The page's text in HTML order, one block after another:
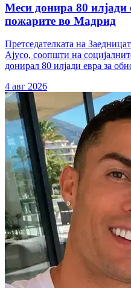
Меси донира 80 илјади
пожарите во Мадрид
Претседателката на
Ајусо, соопшти на
донирал 80 илјади евра за
4 авг 2026